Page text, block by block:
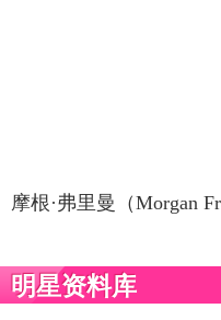
摩根·弗里曼（Morgan
明星资料库